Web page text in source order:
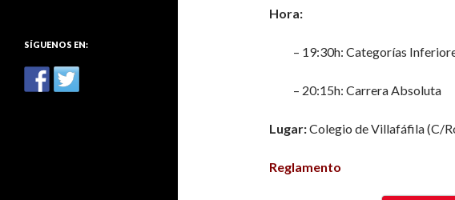
Hora:
– 19:30h: Categorías
– 20:15h: Carrera Absoluta
Lugar:Colegio de Villafáfila (C/
Reglamento
SÍGUENOS EN: